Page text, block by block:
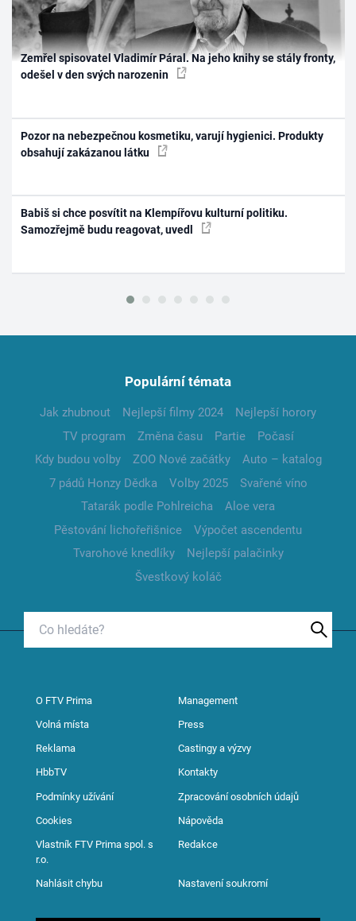
Zemřel spisovatel Vladimír Páral. Na jeho knihy se stály fronty,
odešel v den svých narozenin
Pozor na nebezpečnou kosmetiku, varují hygienici. Produkty
obsahují zakázanou látku
Babiš si chce posvítit na Klempířovu kulturní politiku.
Samozřejmě budu reagovat, uvedl
Populární témata
Jak zhubnout Nejlepší filmy 2024
Nejlepší horory
TV program
Změna času Partie
Počasí
Kdy budou volby
ZOO Nové začátky
Auto – katalog
7 pádů Honzy Dědka
Volby 2025
Svařené víno
Tatarák podle Pohlreicha
Aloe vera
Pěstování lichořeřišnice
Výpočet ascendentu
Tvarohové knedlíky
Nejlepší palačinky
Švestkový koláč
O FTV Prima Management
Volná místa Press
Reklama Castingy a výzvy
HbbTV Kontakty
Podmínky užívání Zpracování osobních údajů
Cookies Nápověda
Vlastník FTV Prima spol. s
r.o.
Redakce
Nahlásit chybu Nastavení soukromí